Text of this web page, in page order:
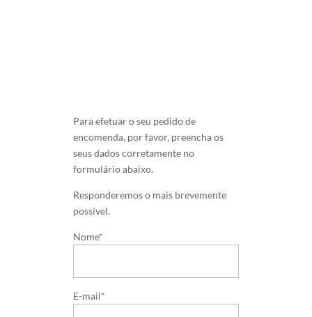
Para efetuar o seu pedido de
encomenda, por favor, preencha os
seus dados corretamente no
formulário abaixo.
Responderemos o mais brevemente
possível.
Nome*
E-mail*